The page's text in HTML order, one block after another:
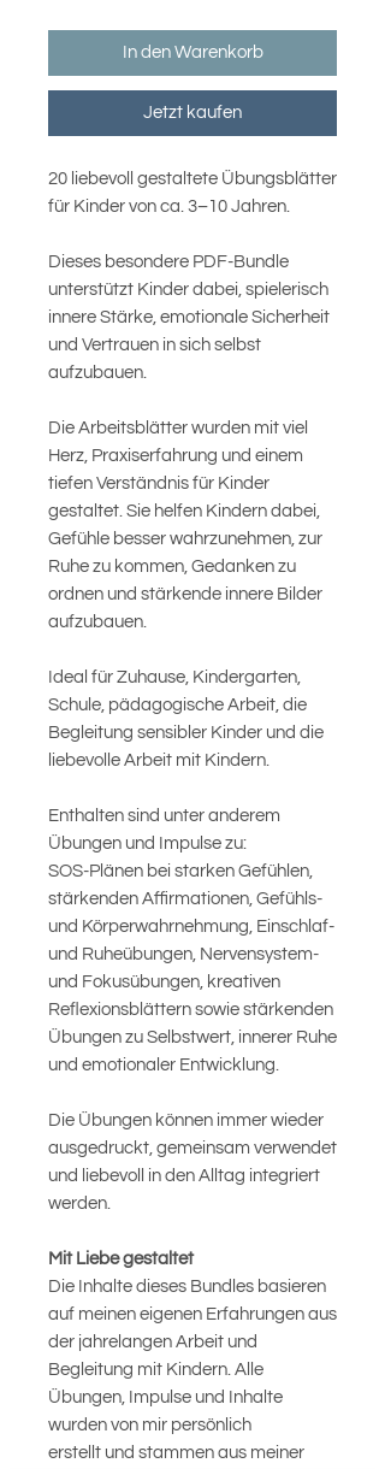
In den Warenkorb
Jetzt kaufen
20 liebevoll gestaltete Übungsblätter
für Kinder von ca. 3–10 Jahren.
Dieses besondere PDF-Bundle
unterstützt Kinder dabei, spielerisch
innere Stärke, emotionale Sicherheit
und Vertrauen in sich selbst
aufzubauen.
Die Arbeitsblätter wurden mit viel
Herz, Praxiserfahrung und einem
tiefen Verständnis für Kinder
gestaltet. Sie helfen Kindern dabei,
Gefühle besser wahrzunehmen, zur
Ruhe zu kommen, Gedanken zu
ordnen und stärkende innere Bilder
aufzubauen.
Ideal für Zuhause, Kindergarten,
Schule, pädagogische Arbeit, die
Begleitung sensibler Kinder und die
liebevolle Arbeit mit Kindern.
Enthalten sind unter anderem
Übungen und Impulse zu:
SOS-Plänen bei starken Gefühlen,
stärkenden Affirmationen, Gefühls-
und Körperwahrnehmung, Einschlaf-
und Ruheübungen, Nervensystem-
und Fokusübungen, kreativen
Reflexionsblättern sowie stärkenden
Übungen zu Selbstwert, innerer Ruhe
und emotionaler Entwicklung.
Die Übungen können immer wieder
ausgedruckt, gemeinsam verwendet
und liebevoll in den Alltag integriert
werden.
Mit Liebe gestaltet
Die Inhalte dieses Bundles basieren
auf meinen eigenen Erfahrungen aus
der jahrelangen Arbeit und
Begleitung mit Kindern. Alle
Übungen, Impulse und Inhalte
wurden von mir persönlich
erstellt und stammen aus meiner